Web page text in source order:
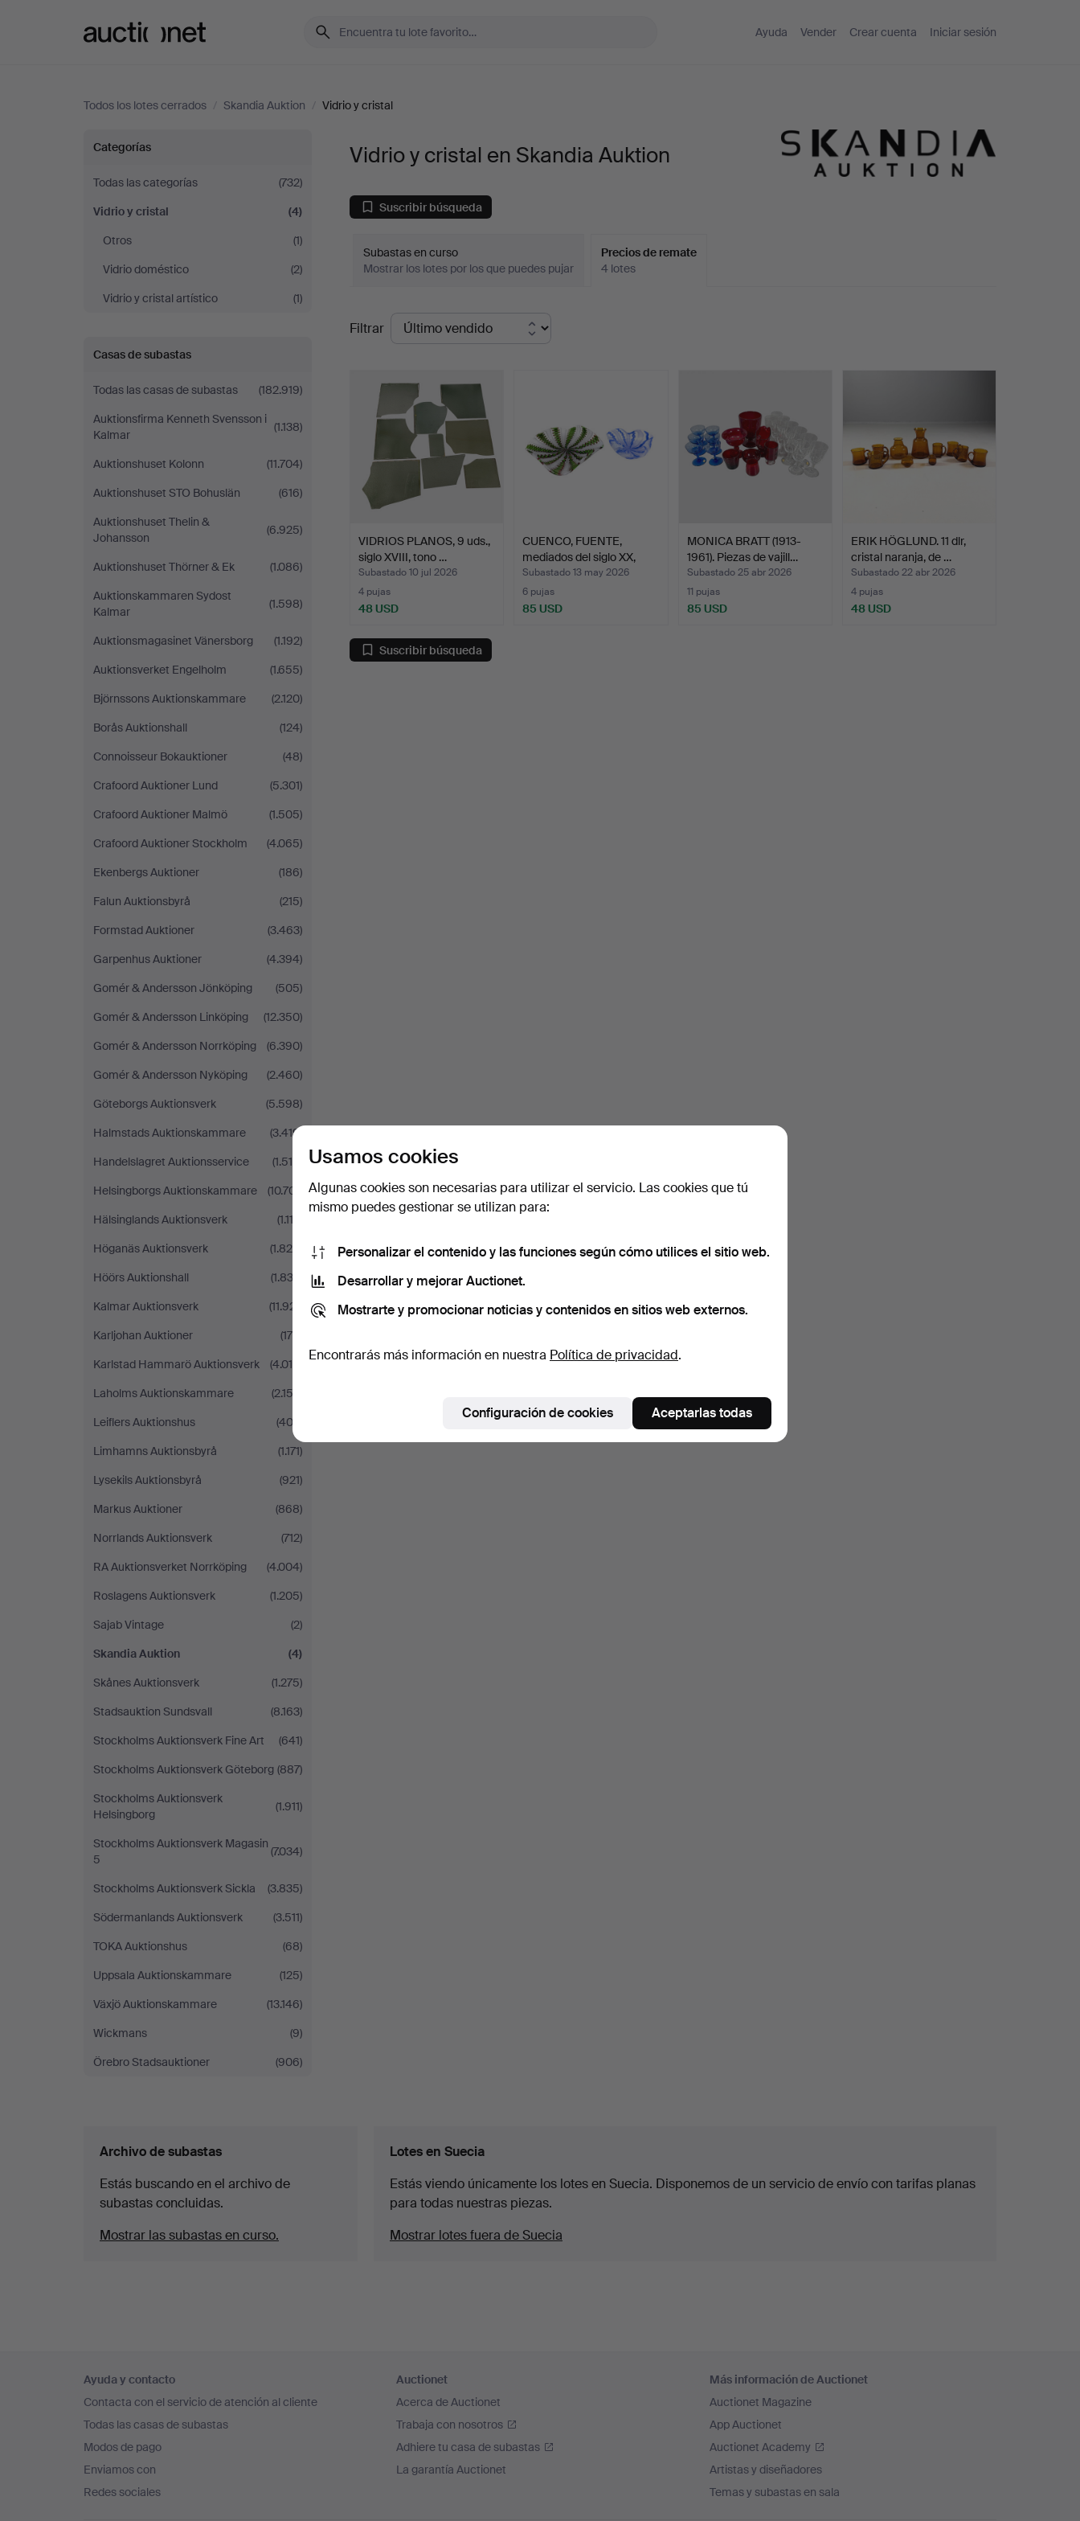
Ayuda Vender Crear cuenta Iniciar sesión
Todos los lotes cerrados / Skandia Auktion / Vidrio y cristal
Vidrio
y
cristal
en
Skandia
Categorías
Todas las categorías
(732)
Vidrio y cristal
(4)
Otros
(1)
Vidrio doméstico
(2)
Vidrio y cristal artístico
(1)
Casas de subastas
Todas las casas de subastas
(182.919)
Auktionsfirma Kenneth Svensson i
Kalmar
(1.138)
Auktionshuset Kolonn
(11.704)
Auktionshuset STO Bohuslän
(616)
Auktionshuset Thelin &
Johansson
(6.925)
Auktionshuset Thörner & Ek
(1.086)
Auktionskammaren Sydost
Kalmar
(1.598)
Auktionsmagasinet Vänersborg
(1.192)
Auktionsverket Engelholm
(1.655)
Björnssons Auktionskammare
(2.120)
Borås Auktionshall
(124)
Connoisseur Bokauktioner
(48)
Crafoord Auktioner Lund
(5.301)
Crafoord Auktioner Malmö
(1.505)
Crafoord Auktioner Stockholm
(4.065)
Ekenbergs Auktioner
(186)
Falun Auktionsbyrå
(215)
Formstad Auktioner
(3.463)
Garpenhus Auktioner
(4.394)
Gomér & Andersson Jönköping
(505)
Gomér & Andersson Linköping
(12.350)
Gomér & Andersson Norrköping
(6.390)
Gomér & Andersson Nyköping
(2.460)
Göteborgs Auktionsverk
(5.598)
Halmstads Auktionskammare
(3.419)
Handelslagret Auktionsservice
(1.519)
Helsingborgs Auktionskammare
(10.701)
Hälsinglands Auktionsverk
(1.112)
Höganäs Auktionsverk
(1.828)
Höörs Auktionshall
(1.833)
Kalmar Auktionsverk
(11.921)
Karljohan Auktioner
(176)
Karlstad Hammarö Auktionsverk
(4.010)
Laholms Auktionskammare
(2.153)
Leiflers Auktionshus
(403)
Limhamns Auktionsbyrå
(1.171)
Lysekils Auktionsbyrå
(921)
Markus Auktioner
(868)
Norrlands Auktionsverk
(712)
RA Auktionsverket Norrköping
(4.004)
Roslagens Auktionsverk
(1.205)
Sajab Vintage
(2)
Skandia Auktion
(4)
Skånes Auktionsverk
(1.275)
Stadsauktion Sundsvall
(8.163)
Stockholms Auktionsverk Fine Art
(641)
Stockholms Auktionsverk Göteborg (887)
Stockholms Auktionsverk
Helsingborg
(1.911)
Stockholms Auktionsverk Magasin
5
(7.034)
Stockholms Auktionsverk Sickla
(3.835)
Södermanlands Auktionsverk
(3.511)
TOKA Auktionshus
(68)
Uppsala Auktionskammare
(125)
Växjö Auktionskammare
(13.146)
Wickmans
(9)
Örebro Stadsauktioner
(906)
Vidrio y cristal en Skandia Auktion
Suscribir búsqueda
Subastas en curso
Mostrar los lotes por los que puedes pujar
Precios de remate
4 lotes
Precios
de
Filtrar
VIDRIOS PLANOS, 9 uds.,
siglo XVIII, tono …
Subastado 10 jul 2026
4 pujas
48 USD
CUENCO, FUENTE,
mediados del siglo XX,
Mur…
Subastado 13 may 2026
6 pujas
85 USD
MONICA BRATT (1913-
1961). Piezas de vajill…
Subastado 25 abr 2026
11 pujas
85 USD
ERIK HÖGLUND. 11 dlr,
cristal naranja, de …
Subastado 22 abr 2026
4 pujas
48 USD
Suscribir búsqueda
Archivo de subastas
Estás buscando en el archivo de
subastas concluidas.
Mostrar las subastas en curso.
Lotes en Suecia
Estás viendo únicamente los lotes en Suecia. Disponemos de un servicio de envío con tarifas planas
para todas nuestras piezas.
Mostrar lotes fuera de Suecia
en
el
pie
de
página
Ayuda y contacto
Contacta con el servicio de atención al cliente
Todas las casas de subastas
Modos de pago
Enviamos con
Redes sociales
Auctionet
Acerca de Auctionet
Trabaja con nosotros
Adhiere tu casa de subastas
La garantía Auctionet
Más información de Auctionet
Auctionet Magazine
App Auctionet
Auctionet Academy
Artistas y diseñadores
Temas y subastas en sala
Usamos cookies
Algunas cookies son necesarias para utilizar el servicio. Las cookies que tú
mismo puedes gestionar se utilizan para:
Personalizar el contenido y las funciones según cómo utilices el sitio web.
Desarrollar y mejorar Auctionet.
Mostrarte y promocionar noticias y contenidos en sitios web externos.
Encontrarás más información en nuestra Política de privacidad.
Configuración de cookies Aceptarlas todas